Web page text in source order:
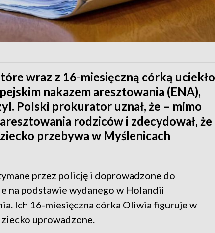
wraz z 16-miesięczną córką uciekło
nakazem aresztowania (ENA),
Polski prokurator uznał, że – mimo
rodziców i zdecydował, że
przebywa w Myślenicach
przez policję i doprowadzone do
na podstawie wydanego w Holandii
Ich 16-miesięczna córka Oliwia figuruje w
uprowadzone.